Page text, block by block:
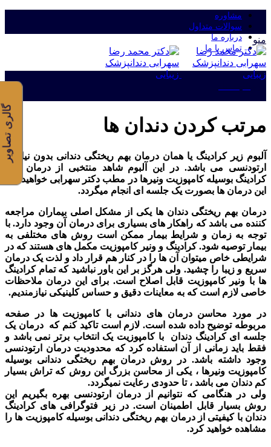
مشاوره
سوالات متداول
درباره ما
تماس با ما
منو
مرتب کردن دندان ها
آلبوم زیر کرادینگ یا همان درمان بهم ریختگی دندانی بدون نیاز به
ارتودنسی می باشد. در این آلبوم شاهد منتخبی از درمان های
کرادینگ بوسیله کامپوزیت ونیرها در مطب دکتر سهرابی خواهید بود.
این درمان ها بصورت یک جلسه ای انجام میگردد.
درمان بهم ریختگی دندان ها یکی از مشکل اصلی بیماران مراجعه
کننده می باشد که راهکار های بسیاری برای درمان آن وجود دارد. با
توجه به زمان و شرایط بیمار ممکن است روش های مختلفی به
بیمار توصیه شود. کرادینگ و ونیر کامپوزیت مکمل های هستند که در
شرایطی خاص میتوان آن ها را در کنار هم قرار داد و لذت یک درمان
سریع و زیبا را چشید. ولی هرگز بر این باور نباشید که تمام کرادینگ
ها با ونیر کامپوزیت قابل اصلاح است. برای این درمان ملاحظات
خاصی لازم است که به معاینات دقیق و حساس کلینیکی نیازمندیم.
در مورد محاسن درمان های دندانی با کامپوزیت ها در صفحه
مربوطه توضیح داده شده است. لازم است تاکید کنم که درمان یک
جلسه ای کرادینگ دندان با کامپوزیت یک انتخاب برتر نمی باشد و
فقط باید زمانی از آن استفاده کرد که محدودیت درمان ارتودنسی
وجود داشته باشد. در روش درمان بهم ریختگی دندانی بوسیله
کامپوزیت ونیرها ، یکی از محاسن بزرگ این روش که تراش بسیار
کم دندان می باشد ، تا حدودی رعایت نمیگردد.
ولی در هنگامی که نتوانیم از درمان ارتودنسی بهره بگیریم این
روش بسیار قابل اطمینان است. در زیر فتوگرافی های کرادینگ
دندان با کیفیتی از درمان بهم ریختگی دندانی بوسیله کامپوزیت ها را
مشاهده خواهید کرد.
گالری تصاویر